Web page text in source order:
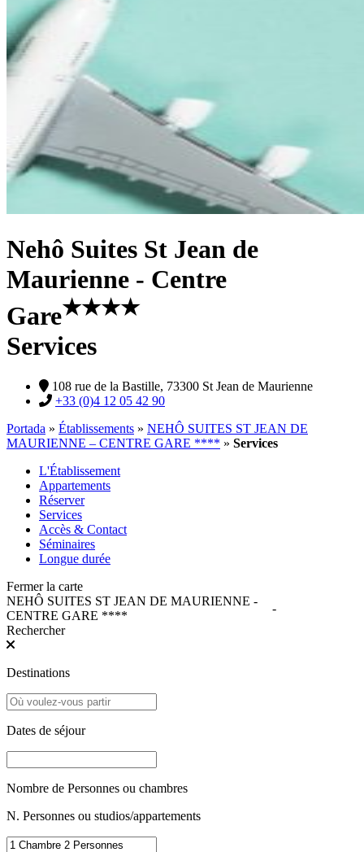
Nehô Suites St Jean de
Maurienne - Centre
Gare★★★★
Services
108 rue de la Bastille, 73300 St Jean de Maurienne
+33 (0)4 12 05 42 90
Portada » Établissements » NEHÔ SUITES ST JEAN DE
MAURIENNE – CENTRE GARE **** » Services
L'Établissement
Appartements
Réserver
Services
Accès & Contact
Séminaires
Longue durée
Fermer la carte
NEHÔ SUITES ST JEAN DE MAURIENNE -
CENTRE GARE ****
-
Rechercher
Destinations
Dates de séjour
Nombre de Personnes ou chambres
N. Personnes ou studios/appartements